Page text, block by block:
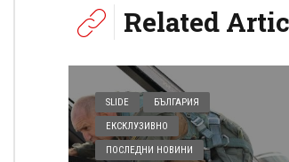
Related
SLIDE БЪЛГАРИЯ
ЕКСКЛУЗИВНО
ПОСЛЕДНИ НОВИНИ